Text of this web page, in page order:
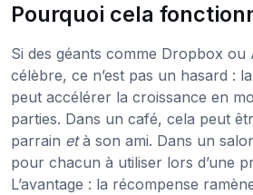
Pourquoi cela
Si des géants comme Dropbox ou
célèbre, ce n’est pas un hasard :
peut accélérer la croissance en
parties. Dans un café, cela peut
parrain età son ami. Dans un
pour chacun à utiliser lors d’une
L’avantage : la récompense